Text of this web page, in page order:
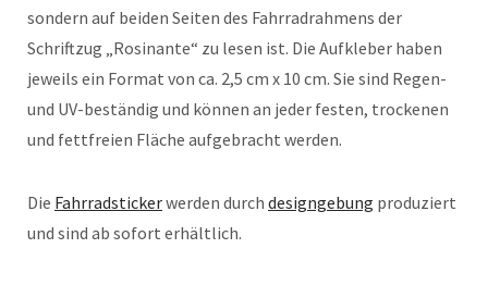
sondern auf beiden Seiten des Fahrradrahmens der
Schriftzug „Rosinante“ zu lesen ist. Die Aufkleber haben
jeweils ein Format von ca. 2,5 cm x 10 cm. Sie sind Regen-
und UV-beständig und können an jeder festen, trockenen
und fettfreien Fläche aufgebracht werden.
Die Fahrradstickerwerden durch designgebung produziert
und sind ab sofort erhältlich.